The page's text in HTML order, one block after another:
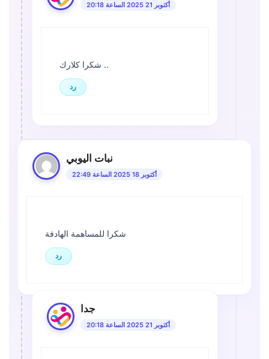
أكتوبر 21 2025 الساعة 20:18
شكرا كلارك ..
رد
نبات اليوبي
أكتوبر 18 2025 الساعة 22:49
شكرا للمساهمة الهادفة
رد
جدا
أكتوبر 21 2025 الساعة 20:18